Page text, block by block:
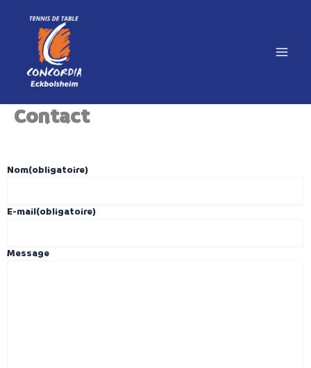
contenu
Contact
Nom(obligatoire)
E-mail(obligatoire)
Message